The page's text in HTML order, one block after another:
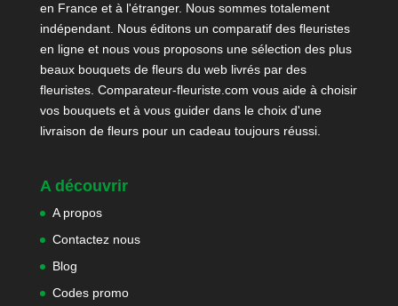
en France et à l'étranger. Nous sommes totalement
indépendant. Nous éditons un comparatif des fleuristes
en ligne et nous vous proposons une sélection des plus
beaux bouquets de fleurs du web livrés par des
fleuristes. Comparateur-fleuriste.com vous aide à choisir
vos bouquets et à vous guider dans le choix d'une
livraison de fleurs pour un cadeau toujours réussi.
A découvrir
A propos
Contactez nous
Blog
Codes promo